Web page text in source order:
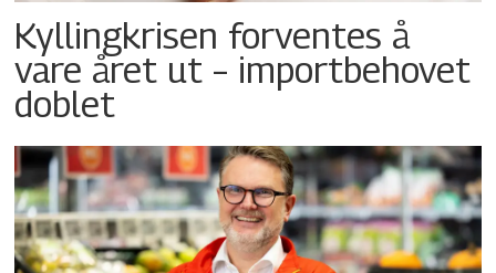
Kyllingkrisen forventes å
vare året ut – importbehovet
doblet